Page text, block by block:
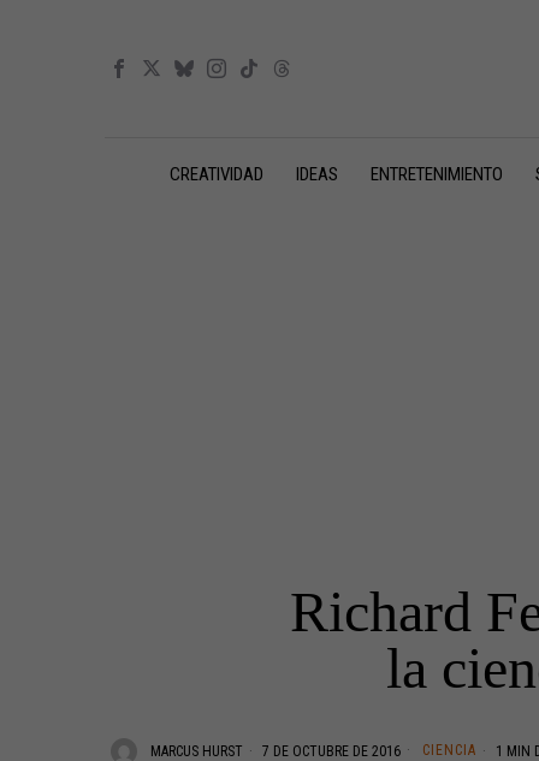
CREATIVIDAD IDEAS ENTRETENIMIENTO
Richard
la
MARCUS HURST 7 DE OCTUBRE DE 2016 CIENCIA 1 MIN